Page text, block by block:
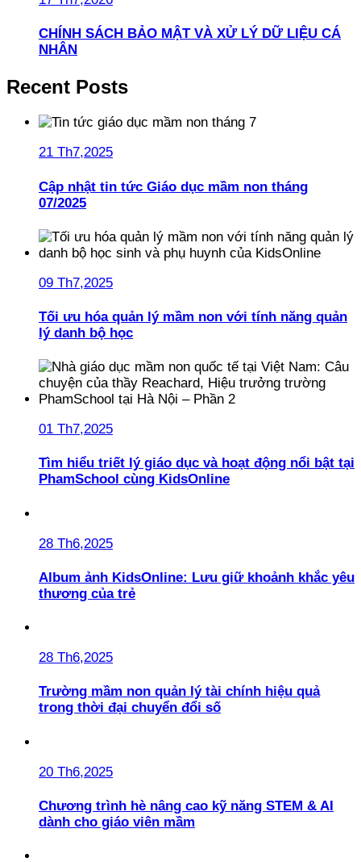
CHÍNH SÁCH BẢO MẬT VÀ XỬ LÝ DỮ LIỆU CÁ
NHÂN
Recent Posts
21 Th7,2025
Cập nhật tin tức Giáo dục mầm non tháng
07/2025
09 Th7,2025
Tối ưu hóa quản lý mầm non với tính năng quản
lý danh bộ học
01 Th7,2025
Tìm hiểu triết lý giáo dục và hoạt động nổi bật tại
PhamSchool cùng KidsOnline
28 Th6,2025
Album ảnh KidsOnline: Lưu giữ khoảnh khắc yêu
thương của trẻ
28 Th6,2025
Trường mầm non quản lý tài chính hiệu quả
trong thời đại chuyển đổi số
20 Th6,2025
Chương trình hè nâng cao kỹ năng STEM & AI
dành cho giáo viên mầm